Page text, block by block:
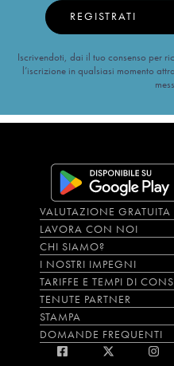
REGISTRATI
Iscrivendoti, dai il tuo consenso per
l’iscrizione in qualsiasi momento
VALUTAZIONE GRATUITA
LAVORA CON NOI
CHI SIAMO?
I NOSTRI IMPEGNI
TARIFFE E TEMPI DI
TENUTE PARTNER
STAMPA
DOMANDE FREQUENTI